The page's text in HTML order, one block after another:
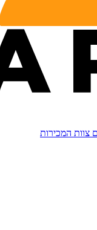
צוות המכירות